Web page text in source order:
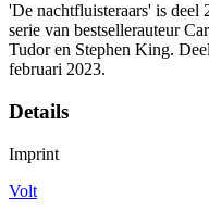
'De nachtfluisteraars' is
serie van bestsellerauteur
Tudor en Stephen King.
februari 2023.
Details
Imprint
Volt